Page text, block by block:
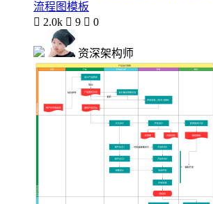
流程图模板
 2.0k  9  0
资深架构师